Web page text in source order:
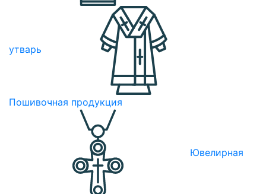
утварь
Пошивочная продукция
Ювелирная